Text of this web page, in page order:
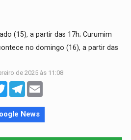
(15), a partir das 17h; Curumim
no domingo (16), a partir das
de 2025 às 11:08
TwitterTelegram
News